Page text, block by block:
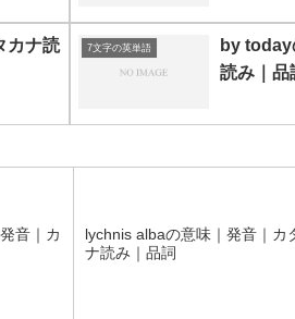
カナ読
7文字の英単語
by today
読み｜品
音｜カ
lychnis albaの意味｜発音｜カ
ナ読み｜品詞